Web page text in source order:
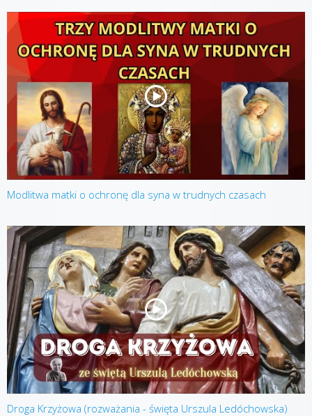
Modlitwa matki o ochronę dla syna w trudnych czasach
Droga Krzyżowa (rozważania - święta Urszula Ledóchowska)